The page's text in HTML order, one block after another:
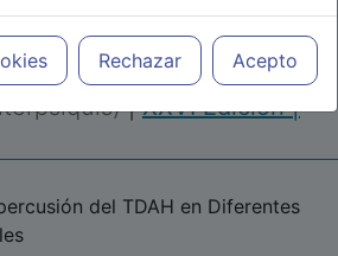
siendo responsabilidad de los
prescribir medicamentos y decidir, en
tratamiento más adecuado a las
Rechazar Acepto
|Congreso Virtual
Psiquiatría, Psicología y
|XXVI Edición |
del TDAH en Diferentes